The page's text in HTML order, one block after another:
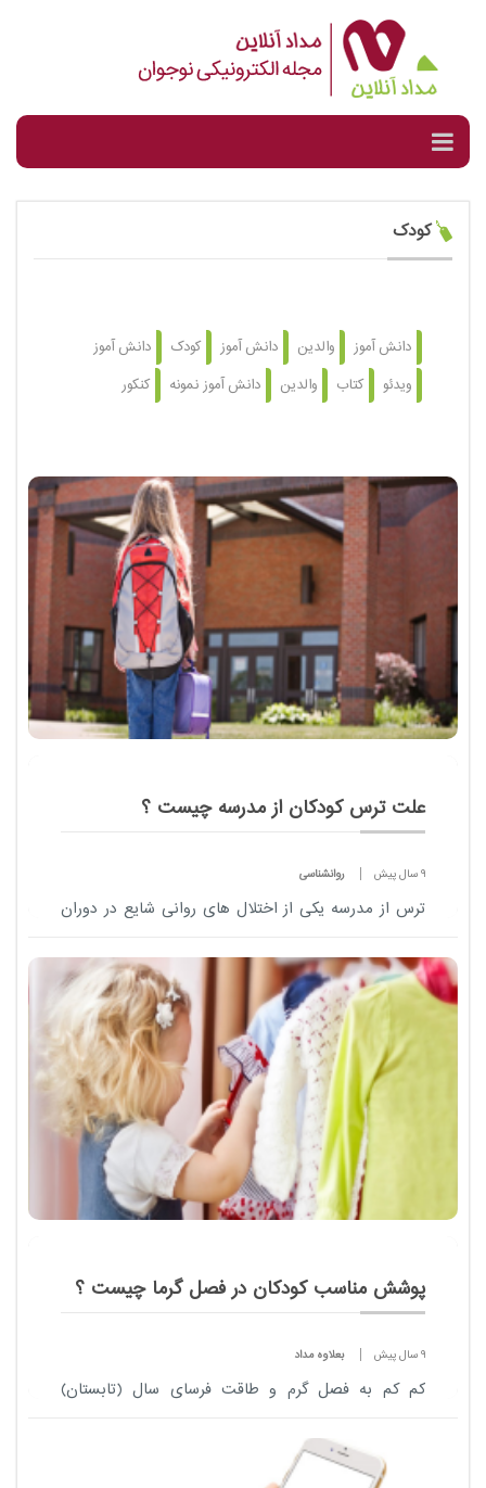
کودک
دانش آموز والدین دانش آموز کودک
دانش آموز
ویدئو
کتاب والدین دانش آموز نمونه کنکور
علت ترس کودکان از مدرسه چیست ؟
9 سال پیش روانشناسی
ترس از مدرسه یکی از اختلال های روانی شایع در دوران
شود.
پوشش مناسب کودکان در فصل گرما چیست ؟
9 سال پیش بعلاوه مداد
کم کم به فصل گرم و طاقت فرسای سال (تابستان)
فرزندانشان پوشاندن لباس هایی است که کودک در این
فصل احساس گرما و ...